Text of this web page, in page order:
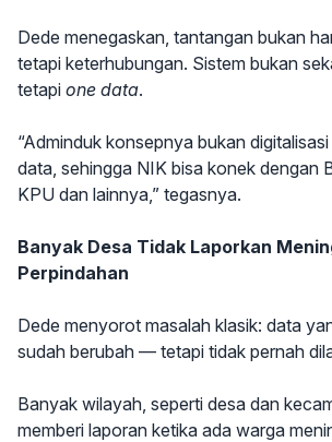
Dede menegaskan, tantangan bukan
tetapi keterhubungan. Sistem bukan
tetapi one data.
“Adminduk konsepnya bukan
data, sehingga NIK bisa konek dengan
KPU dan lainnya,” tegasnya.
Banyak Desa Tidak Laporkan
Perpindahan
Dede menyorot masalah klasik: data
sudah berubah — tetapi tidak pernah
Banyak wilayah, seperti desa dan
memberi laporan ketika ada warga